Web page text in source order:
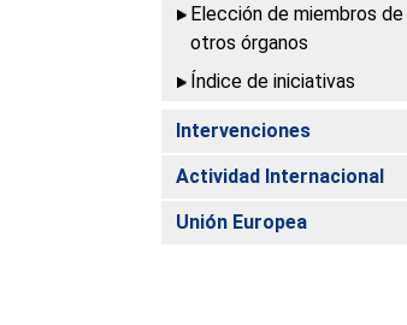
Elección de miembros de
otros órganos
Índice de iniciativas
Intervenciones
Actividad Internacional
Unión Europea